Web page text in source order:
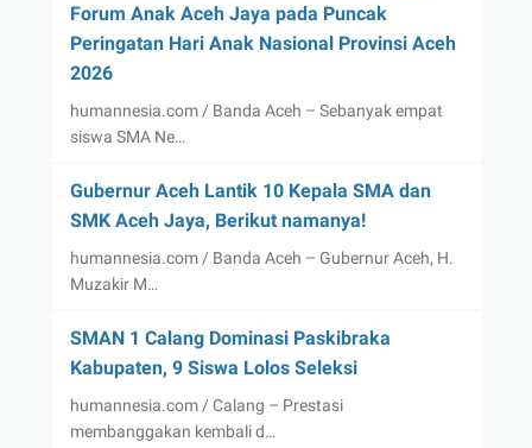
Forum Anak Aceh Jaya pada Puncak
Peringatan Hari Anak Nasional Provinsi Aceh
2026
humannesia.com / Banda Aceh – Sebanyak empat
siswa SMA Ne…
Gubernur Aceh Lantik 10 Kepala SMA dan
SMK Aceh Jaya, Berikut namanya!
humannesia.com / Banda Aceh – Gubernur Aceh, H.
Muzakir M…
SMAN 1 Calang Dominasi Paskibraka
Kabupaten, 9 Siswa Lolos Seleksi
humannesia.com / Calang – Prestasi
membanggakan kembali d…